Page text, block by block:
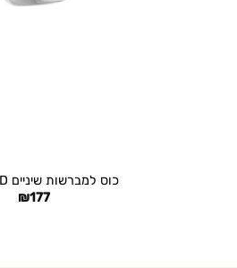
כוס למברשות שיניים BURFORD
₪177